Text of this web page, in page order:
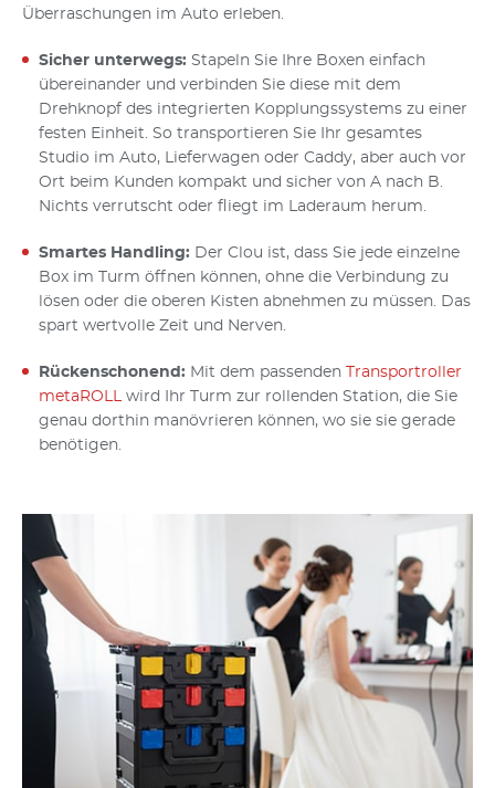
Überraschungen im Auto erleben.
Sicher unterwegs: Stapeln Sie Ihre Boxen einfach
übereinander und verbinden Sie diese mit dem
Drehknopf des integrierten Kopplungssystems zu einer
festen Einheit. So transportieren Sie Ihr gesamtes
Studio im Auto, Lieferwagen oder Caddy, aber auch vor
Ort beim Kunden kompakt und sicher von A nach B.
Nichts verrutscht oder fliegt im Laderaum herum.
Smartes Handling: Der Clou ist, dass Sie jede einzelne
Box im Turm öffnen können, ohne die Verbindung zu
lösen oder die oberen Kisten abnehmen zu müssen. Das
spart wertvolle Zeit und Nerven.
Rückenschonend: Mit dem passenden
Transportroller
metaROLLwird Ihr Turm zur rollenden Station, die Sie
genau dorthin manövrieren können, wo sie sie gerade
benötigen.